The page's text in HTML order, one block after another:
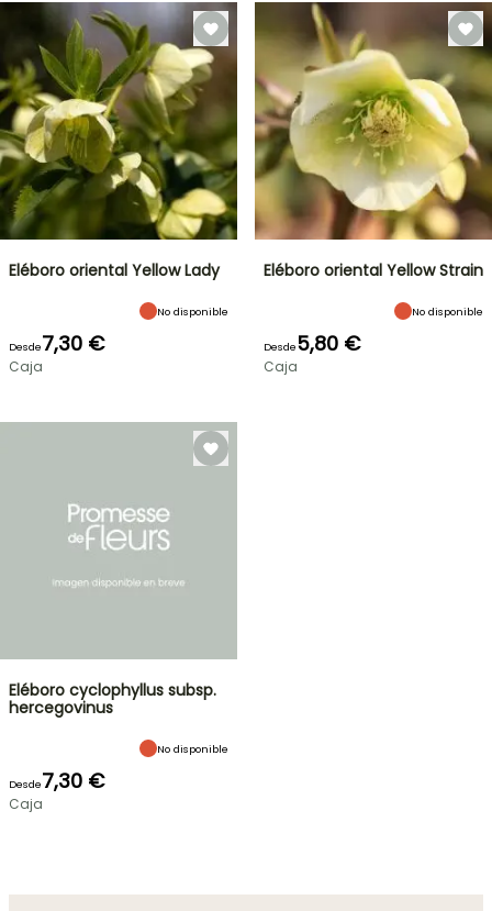
Eléboro oriental Yellow Lady
No disponible
Desde7,30 €
Caja
Eléboro oriental Yellow Strain
No disponible
Desde5,80 €
Caja
Eléboro cyclophyllus subsp.
hercegovinus
No disponible
Desde7,30 €
Caja